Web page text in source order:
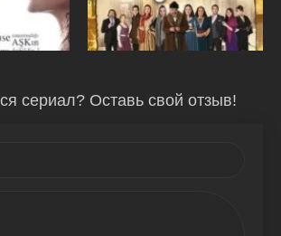
сериал? Оставь свой отзыв!